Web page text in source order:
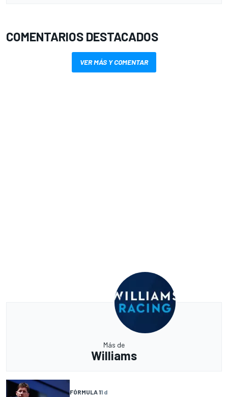
COMENTARIOS DESTACADOS
VER MÁS Y COMENTAR
Más de
Williams
FÓRMULA 11 d